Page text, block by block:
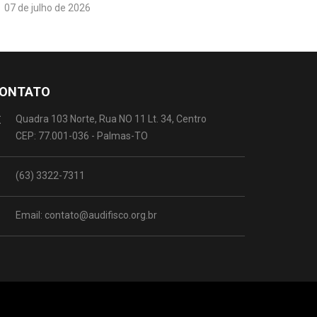
07 de julho de 2026
Quadra 103 Norte, Rua NO 11 Lt. 34, Centro
CEP: 77.001-036 - Palmas-TO
(63) 3322-7311
Email: contato@audifisco.org.br